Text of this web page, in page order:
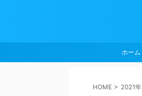
ホーム
HOME > 2021年